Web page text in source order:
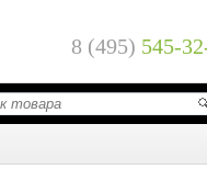
8 (495) 545-